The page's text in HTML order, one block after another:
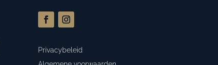
Privacybeleid